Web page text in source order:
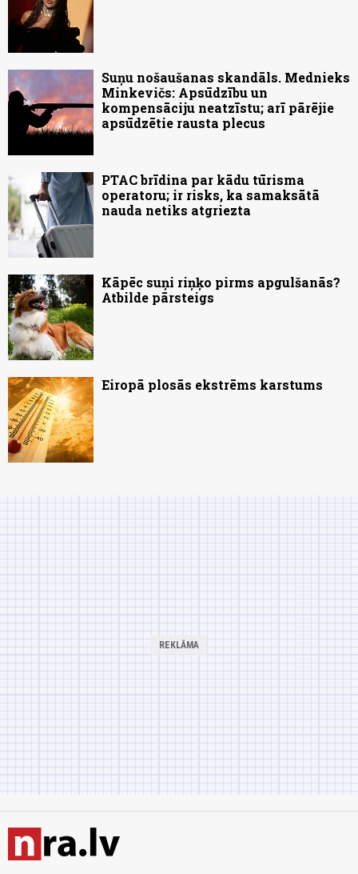
Suņu nošaušanas skandāls. Mednieks
Minkevičs: Apsūdzību un
kompensāciju neatzīstu; arī pārējie
apsūdzētie rausta plecus
PTAC brīdina par kādu tūrisma
operatoru; ir risks, ka samaksātā
nauda netiks atgriezta
Kāpēc suņi riņķo pirms apgulšanās?
Atbilde pārsteigs
Eiropā plosās ekstrēms karstums